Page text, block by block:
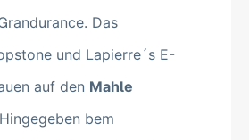
Das
und Lapierre´s E-
auf den Mahle
bem